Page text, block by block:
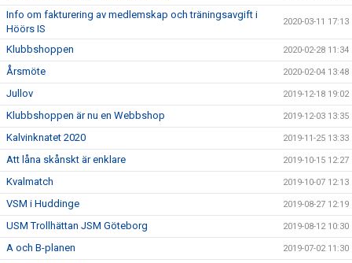
Info om fakturering av medlemskap och träningsavgift i
Höörs IS
2020-03-11 17:13
Klubbshoppen 2020-02-28 11:34
Årsmöte 2020-02-04 13:48
Jullov 2019-12-18 19:02
Klubbshoppen är nu en Webbshop 2019-12-03 13:35
Kalvinknatet 2020 2019-11-25 13:33
Att låna skånskt är enklare 2019-10-15 12:27
Kvalmatch 2019-10-07 12:13
VSM i Huddinge 2019-08-27 12:19
USM Trollhättan JSM Göteborg 2019-08-12 10:30
A och B-planen 2019-07-02 11:30